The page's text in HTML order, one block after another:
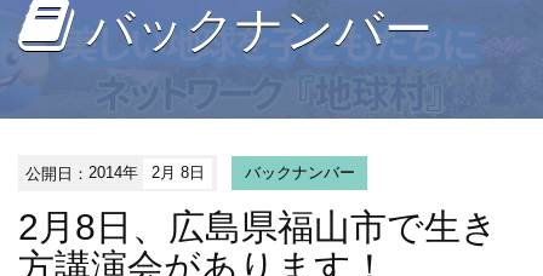
バックナンバー
公開日：2014年 2月 8日 バックナンバー
2月8日、広島県福山市で生き
方講演会があります！